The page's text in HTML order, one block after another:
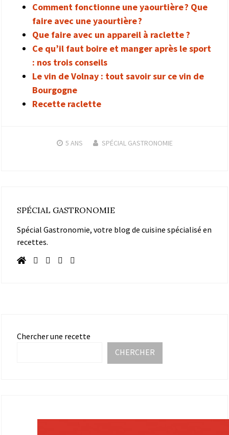
Comment fonctionne une yaourtière ? Que
faire avec une yaourtière ?
Que faire avec un appareil à raclette ?
Ce qu’il faut boire et manger après le sport
: nos trois conseils
Le vin de Volnay : tout savoir sur ce vin de
Bourgogne
Recette raclette
5 ANS SPÉCIAL GASTRONOMIE
SPÉCIAL GASTRONOMIE
Spécial Gastronomie, votre blog de cuisine spécialisé en
recettes.
Chercher une recette
CHERCHER